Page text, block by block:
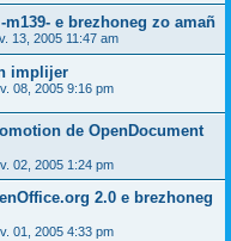
e brezhoneg zo amañ
13, 2005 11:47 am
implijer
08, 2005 9:16 pm
de OpenDocument
02, 2005 1:24 pm
2.0 e brezhoneg
01, 2005 4:33 pm